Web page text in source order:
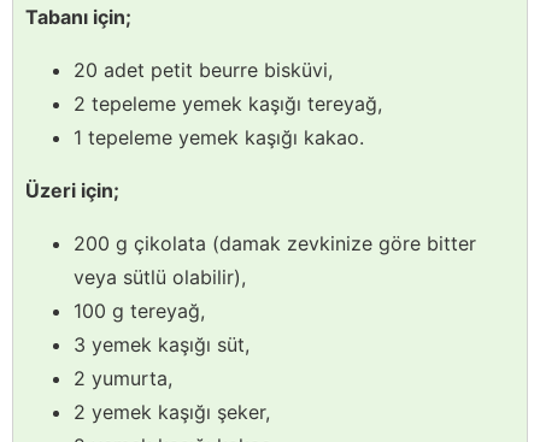
Tabanı için;
20 adet petit beurre bisküvi,
2 tepeleme yemek kaşığı tereyağ,
1 tepeleme yemek kaşığı kakao.
Üzeri için;
200 g çikolata (damak zevkinize göre bitter
veya sütlü olabilir),
100 g tereyağ,
3 yemek kaşığı süt,
2 yumurta,
2 yemek kaşığı şeker,